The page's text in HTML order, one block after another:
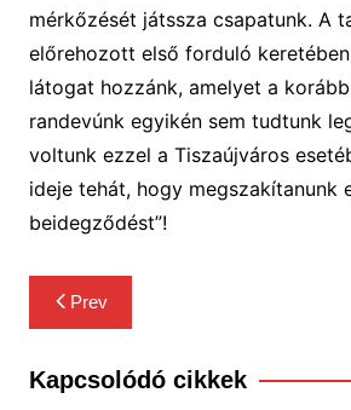
mérkőzését játssza csapatunk. A
előrehozott első forduló
látogat hozzánk, amelyet a
randevúnk egyikén sem tudtunk
voltunk ezzel a Tiszaújváros
ideje tehát, hogy megszakítanunk
beidegződést”!
Bejegyzés
navigáció
Prev
Kapcsolódó cikkek